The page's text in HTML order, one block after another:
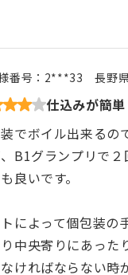
番号： 2***33 長野
仕込みが簡単
でボイル出来るの
B1グランプリで
良いです。
によって個包装の
中央寄りにあった
ければならない時